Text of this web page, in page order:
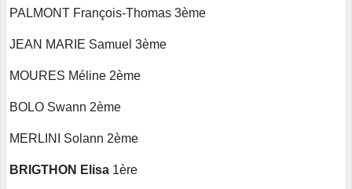
PALMONT François-Thomas 3ème
JEAN MARIE Samuel 3ème
MOURES Méline 2ème
BOLO Swann 2ème
MERLINI Solann 2ème
BRIGTHON Elisa 1ère